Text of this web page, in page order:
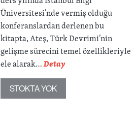
Üniversitesi’nde vermiş olduğu
konferanslardan derlenen bu
kitapta, Ateş, Türk Devrimi’nin
gelişme sürecini temel özellikleriyle
ele alarak…Detay
STOKTA YOK